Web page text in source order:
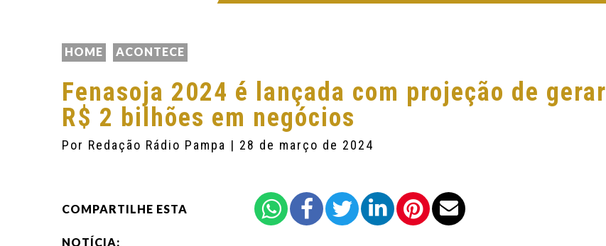
HOME ACONTECE
Fenasoja 2024 é lançada com projeção de gerar
R$ 2 bilhões em negócios
Por Redação Rádio Pampa | 28 de março de 2024
COMPARTILHE ESTA
NOTÍCIA: